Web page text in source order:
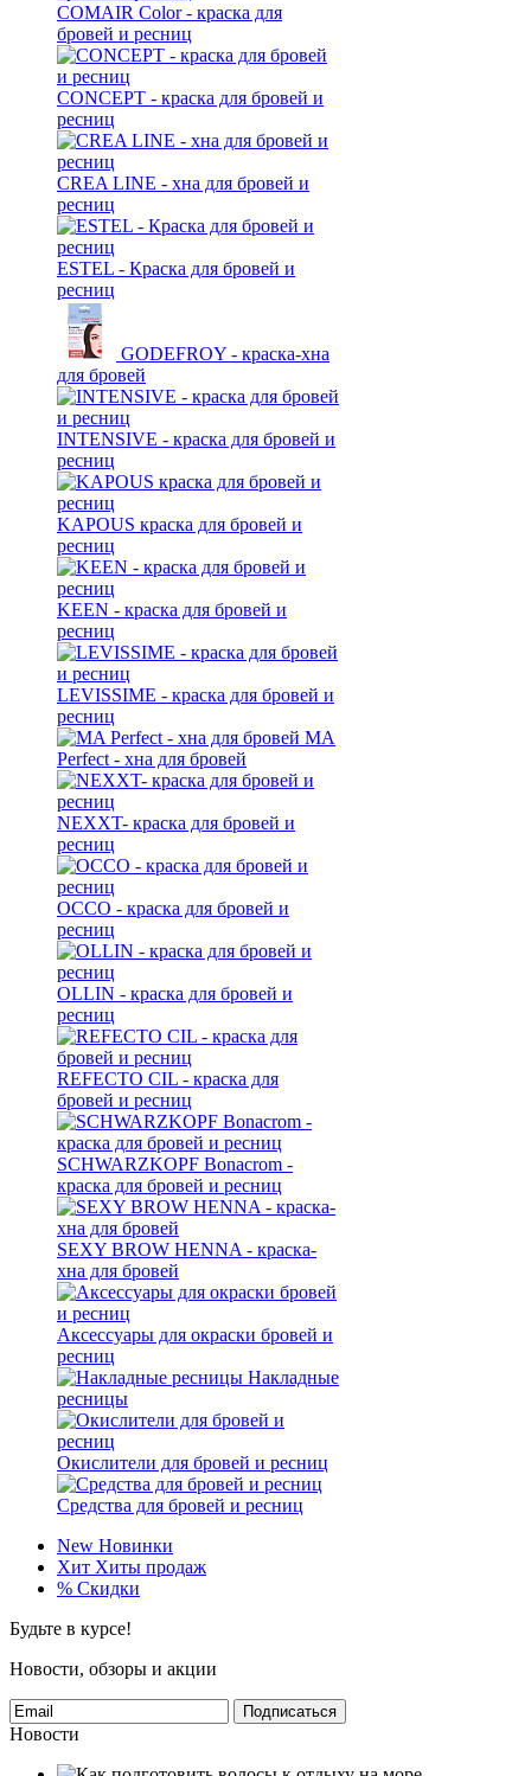
COMAIR Color - краска для
бровей и ресниц
CONCEPT - краска для бровей и
ресниц
CREA LINE - хна для бровей и
ресниц
ESTEL - Краска для бровей и
ресниц
GODEFROY - краска-хна
для бровей
INTENSIVE - краска для бровей и
ресниц
KAPOUS краска для бровей и
ресниц
KEEN - краска для бровей и
ресниц
LEVISSIME - краска для бровей и
ресниц
MA
Perfect - хна для бровей
NEXXT- краска для бровей и
ресниц
OCCO - краска для бровей и
ресниц
OLLIN - краска для бровей и
ресниц
REFECTO CIL - краска для
бровей и ресниц
SCHWARZKOPF Bonacrom -
краска для бровей и ресниц
SEXY BROW HENNA - краска-
хна для бровей
Аксессуары для окраски бровей и
ресниц
Накладные
ресницы
Окислители для бровей и ресниц
Средства для бровей и ресниц
New Новинки
Хит Хиты продаж
% Скидки
Будьте в курсе!
Новости, обзоры и акции
Подписаться
Новости